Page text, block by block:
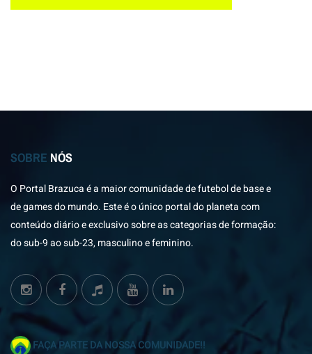
SOBRE NÓS
O Portal Brazuca é a maior comunidade de futebol de base e
de games do mundo. Este é o único portal do planeta com
conteúdo diário e exclusivo sobre as categorias de formação:
do sub-9 ao sub-23, masculino e feminino.
FAÇA PARTE DA NOSSA COMUNIDADE!!